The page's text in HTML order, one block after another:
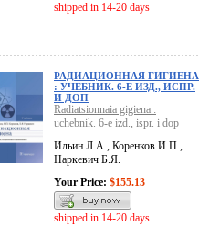
shipped in 14-20 days
РАДИАЦИОННАЯ ГИГИЕНА
: УЧЕБНИК. 6-Е ИЗД., ИСПР.
И ДОП
Radiatsionnaia gigiena :
uchebnik. 6-e izd., ispr. i dop
Ильин Л.А., Коренков И.П.,
Наркевич Б.Я.
Your Price: $155.13
shipped in 14-20 days